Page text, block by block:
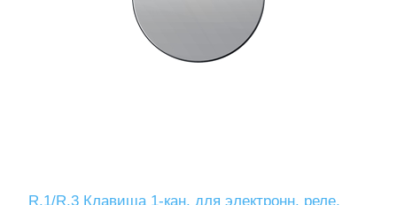
R.1/R.3 Клавиша 1-кан. для электронн. реле,